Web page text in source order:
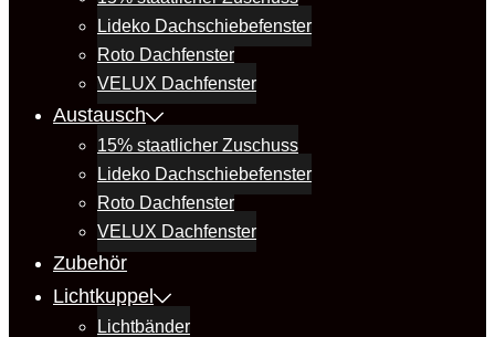
Lideko Dachschiebefenster
Roto Dachfenster
VELUX Dachfenster
Austausch
15% staatlicher Zuschuss
Lideko Dachschiebefenster
Roto Dachfenster
VELUX Dachfenster
Zubehör
Lichtkuppel
Lichtbänder